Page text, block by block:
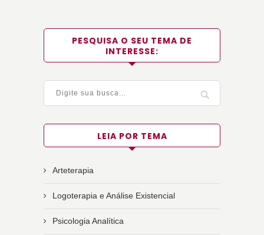
PESQUISA O SEU TEMA DE
INTERESSE:
LEIA POR TEMA
Arteterapia
Logoterapia e Análise Existencial
Psicologia Analítica